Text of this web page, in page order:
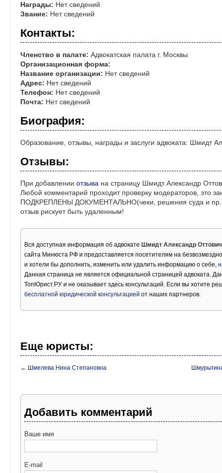
Награды: Нет сведений
Звание: Нет сведений
Контакты:
Членство в палате: Адвокатская палата г. Москвы
Организационная форма:
Название организации: Нет сведений
Адрес: Нет сведений
Телефон: Нет сведений
Почта: Нет сведений
Биография:
Образование, отзывы, награды и заслуги адвоката: Шмидт
Отзывы:
При добавлении отзыва на страницу Шмидт Александр
Любой комментарий проходит проверку модераторов, это
ПОДКРЕПЛЕНЫ ДОКУМЕНТАЛЬНО(чеки, решения суда и пр.)!
отзыв рискует быть удаленным!
Вся доступная информация об адвокате Шмидт Александр Оттович
сайта Минюста РФ и предоставляется посетителям на
и хотели бы дополнить, изменить или удалить информацию о себе,
Данная страница не является официальной страницей адвоката.
ТопЮрист.РУ и не оказывает здесь консультаций. Если вы хотите
бесплатной юридической консультацией от наших партнеров.
Еще юристы:
← Шмелева Нина Степановна
Добавить комментарий
Ваше имя
E-mail